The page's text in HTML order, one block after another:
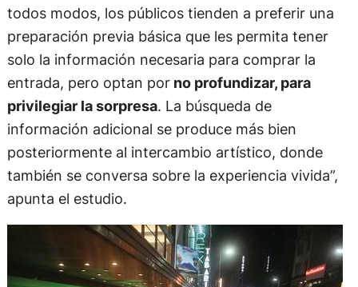
todos modos, los públicos tienden a preferir una
preparación previa básica que les permita tener
solo la información necesaria para comprar la
entrada, pero optan porno profundizar, para
privilegiar la sorpresa. La búsqueda de
información adicional se produce más bien
posteriormente al intercambio artístico, donde
también se conversa sobre la experiencia vivida”,
apunta el estudio.